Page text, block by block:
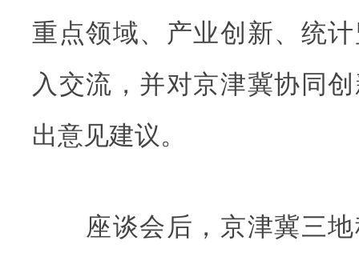
重点领域、产业创新、统
入交流，并对京津冀协同
出意见建议。
座谈会后，京津冀三地